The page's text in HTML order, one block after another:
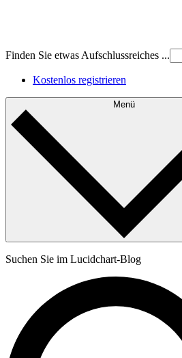
Finden Sie etwas Aufschlussreiches ...
Kostenlos registrieren
Menü
Suchen Sie im Lucidchart-Blog